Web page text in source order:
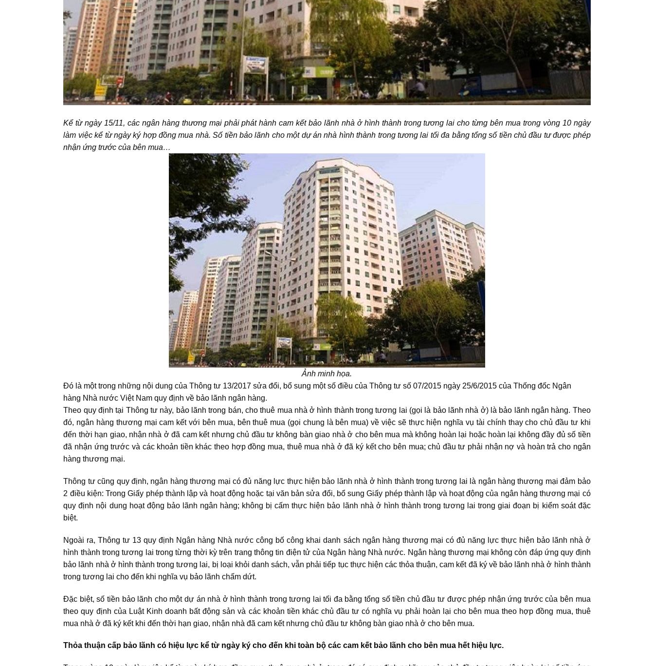
Kể từ ngày 15/11, các ngân hàng thương mại phải phát hành cam kết bảo lãnh nhà ở hình thành trong tương lai cho từng bên mua trong vòng 10 ngày
làm việc kể từ ngày ký hợp đồng mua nhà. Số tiền bảo lãnh cho một dự án nhà hình thành trong tương lai tối đa bằng tổng số tiền chủ đầu tư được phép
nhận ứng trước của bên mua…
Ảnh minh họa.
Đó là một trong những nội dung của Thông tư 13/2017 sửa đổi, bổ sung một số điều của Thông tư số 07/2015 ngày 25/6/2015 của Thống đốc Ngân
hàng Nhà nước Việt Nam quy định về bảo lãnh ngân hàng.
Theo quy định tại Thông tư này, bảo lãnh trong bán, cho thuê mua nhà ở hình thành trong tương lai (gọi là bảo lãnh nhà ở) là bảo lãnh ngân hàng. Theo
đó, ngân hàng thương mại cam kết với bên mua, bên thuê mua (gọi chung là bên mua) về việc sẽ thực hiện nghĩa vụ tài chính thay cho chủ đầu tư khi
đến thời hạn giao, nhận nhà ở đã cam kết nhưng chủ đầu tư không bàn giao nhà ở cho bên mua mà không hoàn lại hoặc hoàn lại không đầy đủ số tiền
đã nhận ứng trước và các khoản tiền khác theo hợp đồng mua, thuê mua nhà ở đã ký kết cho bên mua; chủ đầu tư phải nhận nợ và hoàn trả cho ngân
hàng thương mại.
Thông tư cũng quy định, ngân hàng thương mại có đủ năng lực thực hiện bảo lãnh nhà ở hình thành trong tương lai là ngân hàng thương mại đảm bảo
2 điều kiện: Trong Giấy phép thành lập và hoạt động hoặc tại văn bản sửa đổi, bổ sung Giấy phép thành lập và hoạt động của ngân hàng thương mại có
quy định nội dung hoạt động bảo lãnh ngân hàng; không bị cấm thực hiện bảo lãnh nhà ở hình thành trong tương lai trong giai đoạn bị kiểm soát đặc
biệt.
Ngoài ra, Thông tư 13 quy định Ngân hàng Nhà nước công bố công khai danh sách ngân hàng thương mại có đủ năng lực thực hiện bảo lãnh nhà ở
hình thành trong tương lai trong từng thời kỳ trên trang thông tin điện tử của Ngân hàng Nhà nước. Ngân hàng thương mại không còn đáp ứng quy định
bảo lãnh nhà ở hình thành trong tương lai, bị loại khỏi danh sách, vẫn phải tiếp tục thực hiện các thỏa thuận, cam kết đã ký về bảo lãnh nhà ở hình thành
trong tương lai cho đến khi nghĩa vụ bảo lãnh chấm dứt.
Đặc biệt, số tiền bảo lãnh cho một dự án nhà ở hình thành trong tương lai tối đa bằng tổng số tiền chủ đầu tư được phép nhận ứng trước của bên mua
theo quy định của Luật Kinh doanh bất động sản và các khoản tiền khác chủ đầu tư có nghĩa vụ phải hoàn lại cho bên mua theo hợp đồng mua, thuê
mua nhà ở đã ký kết khi đến thời hạn giao, nhận nhà đã cam kết nhưng chủ đầu tư không bàn giao nhà ở cho bên mua.
Thỏa thuận cấp bảo lãnh có hiệu lực kể từ ngày ký cho đến khi toàn bộ các cam kết bảo lãnh cho bên mua hết hiệu lực.